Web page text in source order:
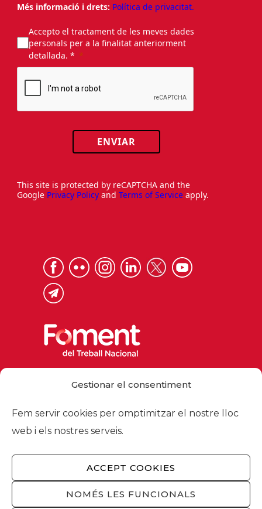
Gestionar el consentiment
Fem servir cookies per omptimitzar el nostre lloc
web i els nostres serveis.
ACCEPT COOKIES
NOMÉS LES FUNCIONALS
Més informació i drets: Política de privacitat.
Accepto el tractament de les meves dades
personals per a la finalitat anteriorment
detallada. *
ENVIAR
This site is protected by reCAPTCHA and the
Google Privacy Policy and Terms of Service apply.
foment@foment.com
© 2026 - Foment del Treball Nacional
Nosaltres